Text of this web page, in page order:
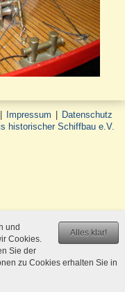
Impressum
Datenschutz
historischer Schiffbau e.V.
Alles klar!
und
Cookies.
Sie der
zu Cookies erhalten Sie in